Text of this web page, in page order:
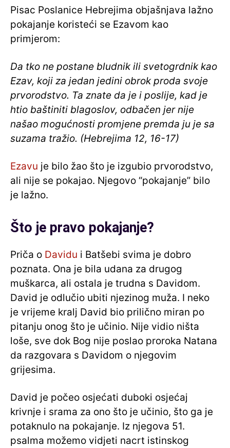
Pisac Poslanice Hebrejima objašnjava lažno
pokajanje koristeći se Ezavom kao
primjerom:
Da tko ne postane bludnik ili svetogrdnik kao
Ezav, koji za jedan jedini obrok proda svoje
prvorodstvo. Ta znate da je i poslije, kad je
htio baštiniti blagoslov, odbačen jer nije
našao mogućnosti promjene premda ju je sa
suzama tražio. (Hebrejima 12, 16-17)
Ezavu je bilo žao što je izgubio prvorodstvo,
ali nije se pokajao. Njegovo “pokajanje” bilo
je lažno.
Što je pravo pokajanje?
Priča o Davidu i Batšebi svima je dobro
poznata. Ona je bila udana za drugog
muškarca, ali ostala je trudna s Davidom.
David je odlučio ubiti njezinog muža. I neko
je vrijeme kralj David bio prilično miran po
pitanju onog što je učinio. Nije vidio ništa
loše, sve dok Bog nije poslao proroka Natana
da razgovara s Davidom o njegovim
grijesima.
David je počeo osjećati duboki osjećaj
krivnje i srama za ono što je učinio, što ga je
potaknulo na pokajanje. Iz njegova 51.
psalma možemo vidjeti nacrt istinskog